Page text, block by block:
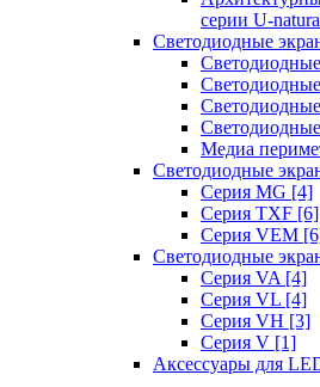
серии U-
Светодиодные
Медиа
Светодиодные
Серия MG [4]
Серия TXF [6]
Серия VEM
Светодиодные
Серия VA [4]
Серия VL [4]
Серия VH [3]
Серия V [1]
Аксессуары для